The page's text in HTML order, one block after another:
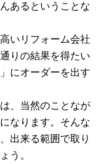
あるということな
いリフォーム会社
りの結果を得たい
にオーダーを出す
、当然のことなが
なります。そんな
出来る範囲で取り
う。